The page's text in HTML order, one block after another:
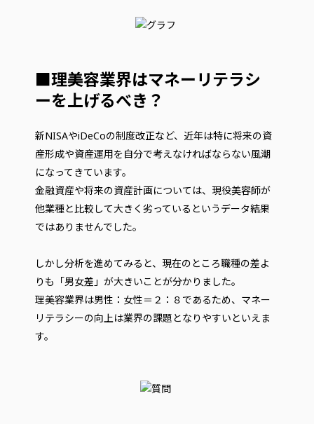
■理美容業界はマネーリテラシ
ーを上げるべき？
新NISAやiDeCoの制度改正など、近年は特に将来の資
産形成や資産運用を自分で考えなければならない風潮
になってきています。
金融資産や将来の資産計画については、現役美容師が
他業種と比較して大きく劣っているというデータ結果
ではありませんでした。
しかし分析を進めてみると、現在のところ職種の差よ
りも「男女差」が大きいことが分かりました。
理美容業界は男性：女性＝２：８であるため、マネー
リテラシーの向上は業界の課題となりやすいといえま
す。